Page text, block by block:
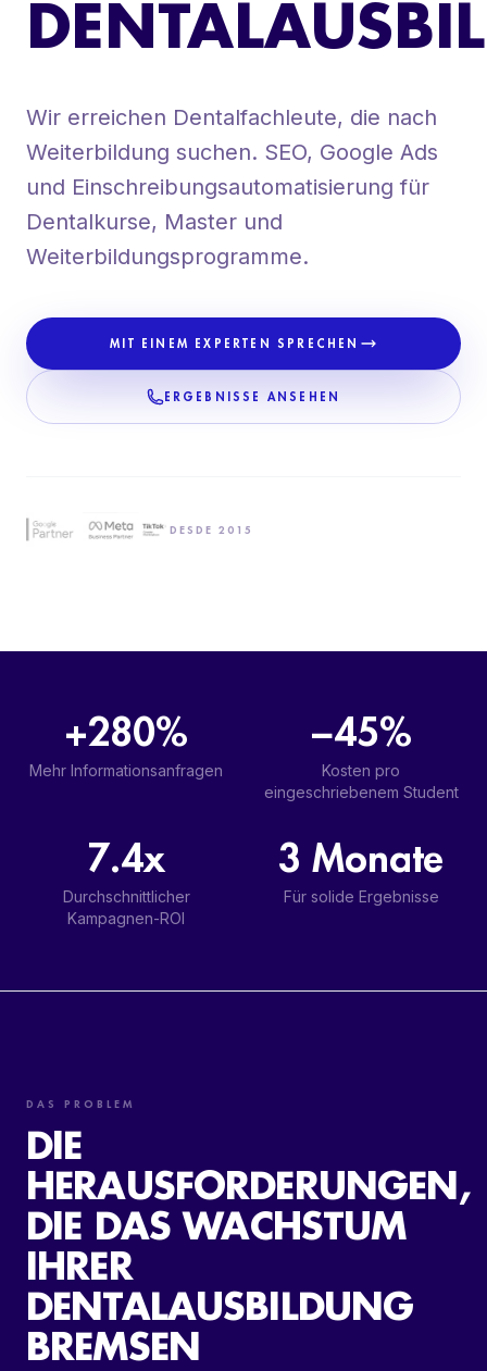
ORGANISCHE SOCIAL MEDIA
ZAHNARZT-WEBSITES
Wir erreichen Dentalfachleute, die nach
Weiterbildung suchen. SEO, Google Ads
und Einschreibungsautomatisierung für
Dentalkurse, Master und
Weiterbildungsprogramme.
MIT EINEM EXPERTEN SPRECHEN
ERGEBNISSE ANSEHEN
DESDE 2015
+280%
Mehr Informationsanfragen
−45%
Kosten pro
eingeschriebenem Student
7.4x
Durchschnittlicher
Kampagnen-ROI
3 Monate
Für solide Ergebnisse
DAS PROBLEM
DIE
HERAUSFORDERUNGEN,
DIE DAS WACHSTUM
IHRER
DENTALAUSBILDUNG
BREMSEN